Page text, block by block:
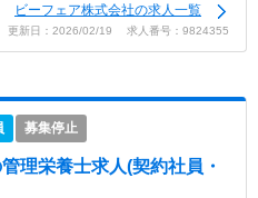
ビーフェア株式会社の求人一覧
更新日：2026/02/19 求人番号：9824355
募集停止
理栄養士求人(契約社員・